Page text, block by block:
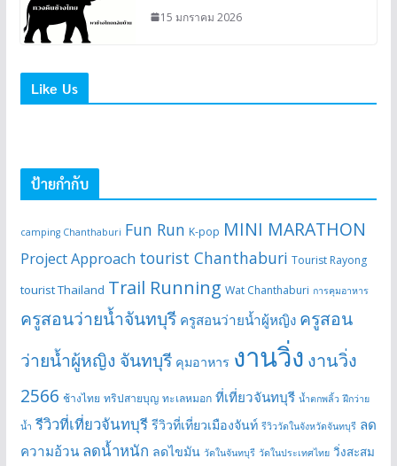
15 มกราคม 2026
Like Us
ป้ายกำกับ
camping Chanthaburi Fun Run K-pop MINI MARATHON
Project Approach tourist Chanthaburi Tourist Rayong
tourist Thailand Trail Running Wat Chanthaburi การคุมอาหาร
ครูสอนว่ายน้ำจันทบุรี ครูสอนว่ายน้ำผู้หญิง ครูสอน
ว่ายน้ำผู้หญิง จันทบุรี คุมอาหาร งานวิ่ง งานวิ่ง
2566 ช้างไทย ทริปสายบุญ ทะเลหมอก ที่เที่ยวจันทบุรี น้ำตกพลิ้ว ฝึกว่าย
น้ำ รีวิวที่เที่ยวจันทบุรี รีวิวที่เที่ยวเมืองจันท์ รีวิววัดในจังหวัดจันทบุรี ลด
ความอ้วน ลดน้ำหนัก ลดไขมัน วัดในจันทบุรี วัดในประเทศไทย วิ่งสะสม